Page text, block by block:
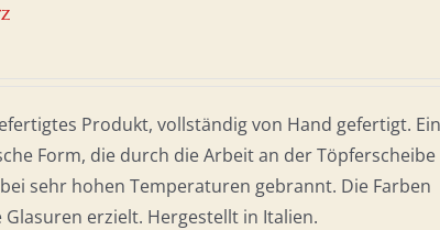
Produkt, vollständig von Hand gefertigt.
Form, die durch die Arbeit an der Töpferscheibe
sehr hohen Temperaturen gebrannt. Die Farben
erzielt. Hergestellt in Italien.